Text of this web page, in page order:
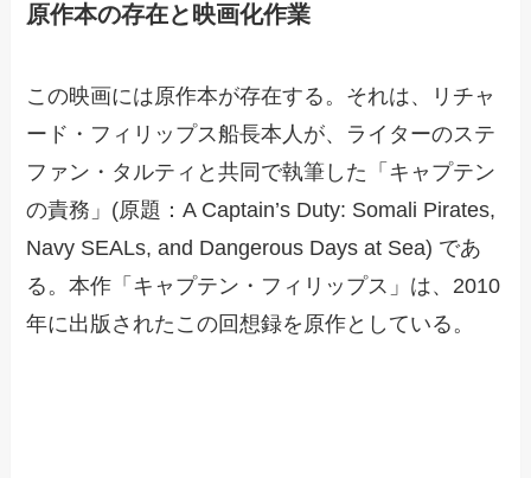
原作本の存在と映画化作業
この映画には原作本が存在する。それは、リチャ
ード・フィリップス船長本人が、ライターのステ
ファン・タルティと共同で執筆した「キャプテン
の責務」(原題：A Captain’s Duty: Somali Pirates,
Navy SEALs, and Dangerous Days at Sea) であ
る。本作「キャプテン・フィリップス」は、2010
年に出版されたこの回想録を原作としている。